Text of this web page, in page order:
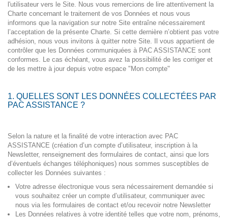
l'utilisateur vers le Site. Nous vous remercions de lire attentivement la
Charte concernant le traitement de vos Données et nous vous
informons que la navigation sur notre Site entraîne nécessairement
l’acceptation de la présente Charte. Si cette dernière n’obtient pas votre
adhésion, nous vous invitons à quitter notre Site. Il vous appartient de
contrôler que les Données communiquées à PAC ASSISTANCE sont
conformes. Le cas échéant, vous avez la possibilité de les corriger et
de les mettre à jour depuis votre espace "Mon compte"
1. QUELLES SONT LES DONNÉES COLLECTÉES PAR
PAC ASSISTANCE ?
Selon la nature et la finalité de votre interaction avec PAC
ASSISTANCE (création d’un compte d’utilisateur, inscription à la
Newsletter, renseignement des formulaires de contact, ainsi que lors
d’éventuels échanges téléphoniques) nous sommes susceptibles de
collecter les Données suivantes :
Votre adresse électronique vous sera nécessairement demandée si
vous souhaitez créer un compte d’utilisateur, communiquer avec
nous via les formulaires de contact et/ou recevoir notre Newsletter
Les Données relatives à votre identité telles que votre nom, prénoms,